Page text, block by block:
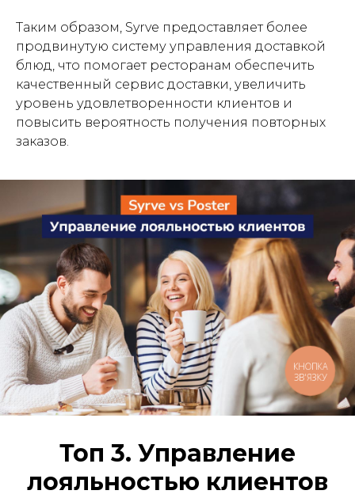
Таким образом, Syrve предоставляет более
продвинутую систему управления доставкой
блюд, что помогает ресторанам обеспечить
качественный сервис доставки, увеличить
уровень удовлетворенности клиентов и
повысить вероятность получения повторных
заказов.
Топ 3. Управление
лояльностью клиентов
КНОПКА
ЗВ'ЯЗКУ